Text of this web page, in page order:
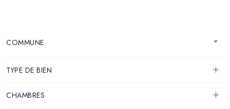
COMMUNE
TYPE DE BIEN
CHAMBRES